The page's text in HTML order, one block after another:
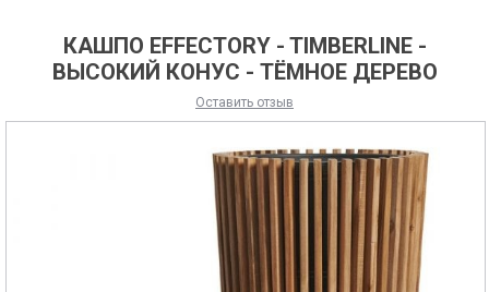
КАШПО EFFECTORY - TIMBERLINE -
ВЫСОКИЙ КОНУС - ТЁМНОЕ ДЕРЕВО
Оставить отзыв